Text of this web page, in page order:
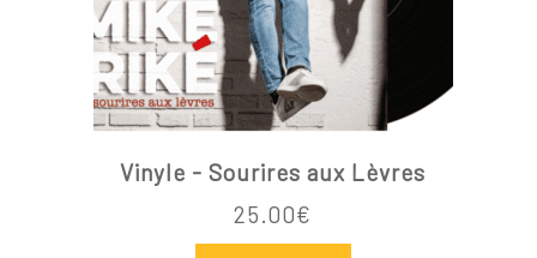
Vinyle - Sourires aux Lèvres
25.00€